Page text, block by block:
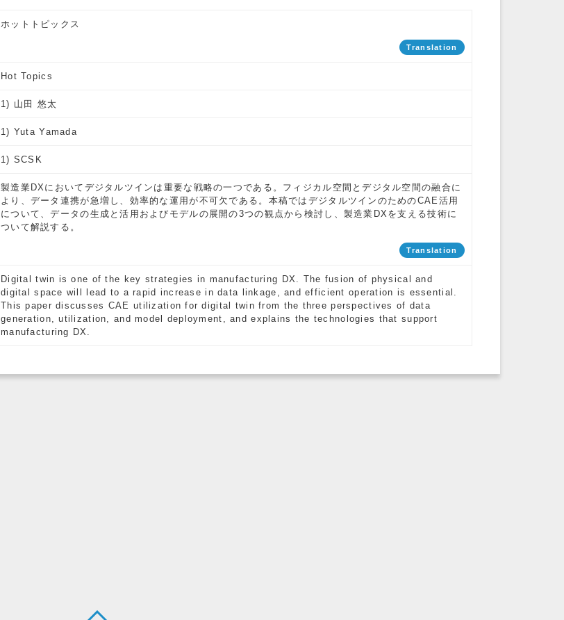
ホットトピックス
Translation
Hot Topics
1) 山田 悠太
1) Yuta Yamada
1) SCSK
製造業DXにおいてデジタルツインは重要な戦略の一つである。フィジカル空間とデジタル空間の融合に
より、データ連携が急増し、効率的な運用が不可欠である。本稿ではデジタルツインのためのCAE活用
について、データの生成と活用およびモデルの展開の3つの観点から検討し、製造業DXを支える技術に
ついて解説する。
Translation
Digital twin is one of the key strategies in manufacturing DX. The fusion of physical and
digital space will lead to a rapid increase in data linkage, and efficient operation is essential.
This paper discusses CAE utilization for digital twin from the three perspectives of data
generation, utilization, and model deployment, and explains the technologies that support
manufacturing DX.